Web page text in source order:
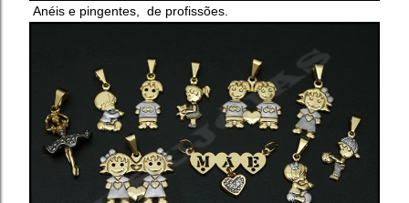
Anéis e pingentes, de profissões.